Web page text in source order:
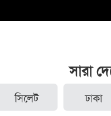
সারা
সিলেট ঢাকা